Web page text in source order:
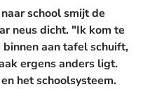
school smijt de
neus dicht. "Ik kom te
aan tafel schuift,
ergens anders ligt.
het schoolsysteem.